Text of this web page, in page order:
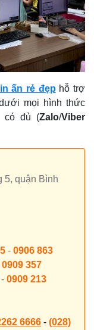
ấn rẻ đẹphỗ trợ
mọi hình thức
có đủ (Zalo/Viber
5, quận Bình
- 0906 863
0909 357
- 0909 213
6666 - (028)